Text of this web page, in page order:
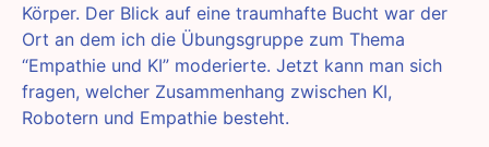
Körper. Der Blick auf eine traumhafte Bucht war der
Ort an dem ich die Übungsgruppe zum Thema
“Empathie und KI” moderierte. Jetzt kann man sich
fragen, welcher Zusammenhang zwischen KI,
Robotern und Empathie besteht.